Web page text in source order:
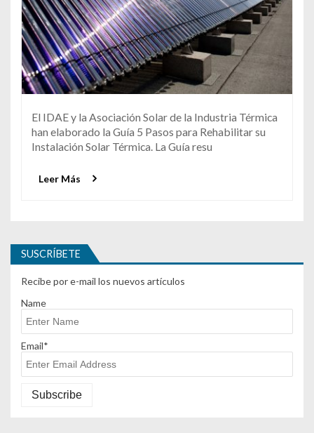
El IDAE y la Asociación Solar de la Industria Térmica
han elaborado la Guía 5 Pasos para Rehabilitar su
Instalación Solar Térmica. La Guía resu
Leer Más
SUSCRÍBETE
Recibe por e-mail los nuevos artículos
Name
Email*